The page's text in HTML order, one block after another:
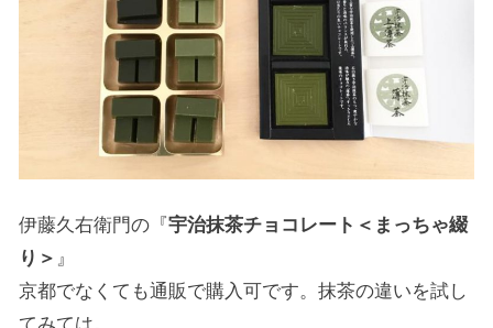
伊藤久右衛門の『宇治抹茶チョコレート＜まっちゃ綴
り＞ 』
京都でなくても通販で購入可です。抹茶の違いを試し